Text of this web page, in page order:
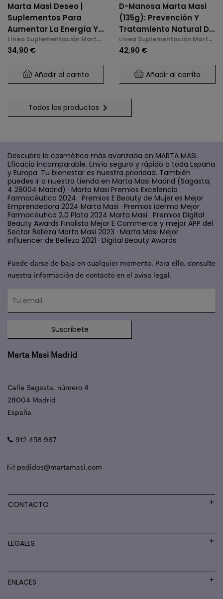
Marta Masi Deseo |
Suplementos Para
Aumentar La Energía Y
La Libido En La
Menopausia
Línea Suplementación Marta
Masi
34,90 €
Añadir al carrito
D-Manosa Marta Masi
(135g): Prevención Y
Tratamiento Natural De
La Cistitis E Infecciones
De Orina
Línea Suplementación Marta
Masi
42,90 €
Añadir al carrito
Todos los productos 
Descubre la cosmética más avanzada en MARTA MASI.
Eficacia incomparable. Envío seguro y rápido a toda España
y Europa. Tu bienestar es nuestra prioridad. También
puedes ir a nuestra tienda en Marta Masi Madrid (Sagasta,
4 28004 Madrid) · Marta Masi Premios Excelencia
Farmacéutica 2024 · Premios E Beauty de Mujer.es Mejor
Emprendedora 2024 Marta Masi · Premios idermo Mejor
Farmacéutico 2.0 Plata 2024 Marta Masi · Premios Digital
Beauty Awards Finalista Mejor E Commerce y mejor APP del
Sector Belleza Marta Masi 2023 · Marta Masi Mejor
Influencer de Belleza 2021 · Digital Beauty Awards
Puede darse de baja en cualquier momento. Para ello, consulte
nuestra información de contacto en el aviso legal.
Suscríbete
Marta Masi Madrid
Calle Sagasta, número 4
28004 Madrid
España
912 456 967
pedidos@martamasi.com
CONTACTO
LEGALES
ENLACES